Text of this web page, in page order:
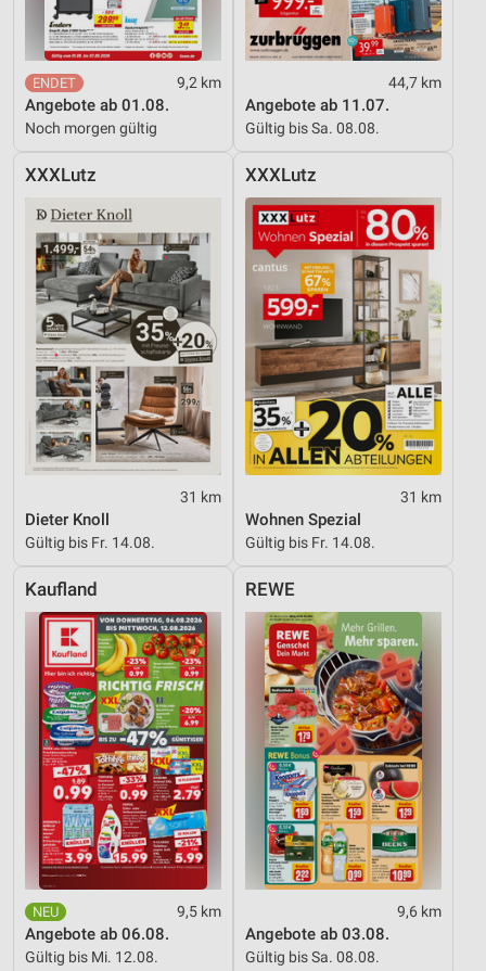
9,2 km
Angebote ab 01.08.
Noch morgen gültig
44,7 km
Angebote ab 11.07.
Gültig bis Sa. 08.08.
XXXLutz
31 km
Dieter Knoll
Gültig bis Fr. 14.08.
XXXLutz
31 km
Wohnen Spezial
Gültig bis Fr. 14.08.
Kaufland
9,5 km
Angebote ab 06.08.
Gültig bis Mi. 12.08.
REWE
9,6 km
Angebote ab 03.08.
Gültig bis Sa. 08.08.